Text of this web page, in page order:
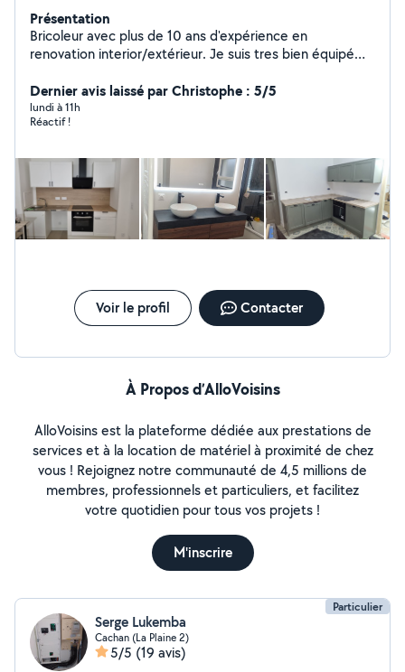
Présentation
Bricoleur avec plus de 10 ans d'expérience en
renovation interior/extérieur. Je suis tres bien équipé
travaux possible. Je suis disponible tout les jours sauf le
dimanche
Dernier avis laissé par Christophe : 5/5
lundi à 11h
Réactif !
Voir le profil Contacter
À Propos d’AlloVoisins
AlloVoisins est la plateforme dédiée aux prestations de
services et à la location de matériel à proximité de chez
vous ! Rejoignez notre communauté de 4,5 millions de
membres, professionnels et particuliers, et facilitez
votre quotidien pour tous vos projets !
M'inscrire
Particulier
Serge Lukemba
Cachan (La Plaine 2)
5/5 (19 avis)